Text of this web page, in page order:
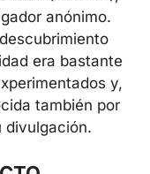
se
Andrew C.
y un
de
indicar que